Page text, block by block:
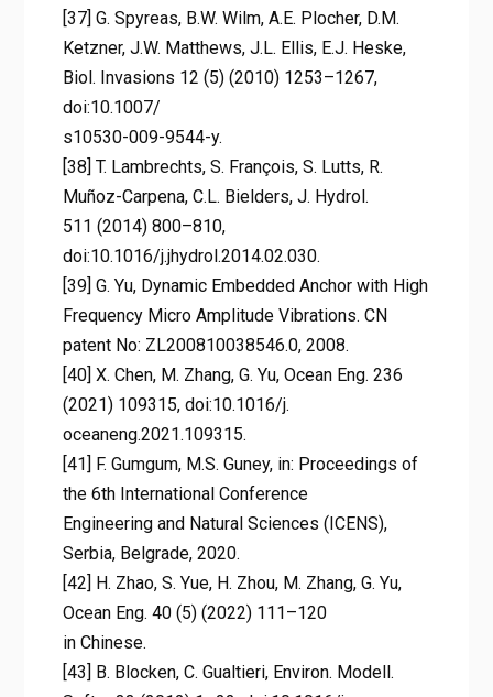
[37] G. Spyreas, B.W. Wilm, A.E. Plocher, D.M.
Ketzner, J.W. Matthews, J.L. Ellis, E.J. Heske,
Biol. Invasions 12 (5) (2010) 1253–1267,
doi:10.1007/
s10530-009-9544-y.
[38] T. Lambrechts, S. François, S. Lutts, R.
Muñoz-Carpena, C.L. Bielders, J. Hydrol.
511 (2014) 800–810,
doi:10.1016/j.jhydrol.2014.02.030.
[39] G. Yu, Dynamic Embedded Anchor with High
Frequency Micro Amplitude Vibrations. CN
patent No: ZL200810038546.0, 2008.
[40] X. Chen, M. Zhang, G. Yu, Ocean Eng. 236
(2021) 109315, doi:10.1016/j.
oceaneng.2021.109315.
[41] F. Gumgum, M.S. Guney, in: Proceedings of
the 6th International Conference
Engineering and Natural Sciences (ICENS),
Serbia, Belgrade, 2020.
[42] H. Zhao, S. Yue, H. Zhou, M. Zhang, G. Yu,
Ocean Eng. 40 (5) (2022) 111–120
in Chinese.
[43] B. Blocken, C. Gualtieri, Environ. Modell.